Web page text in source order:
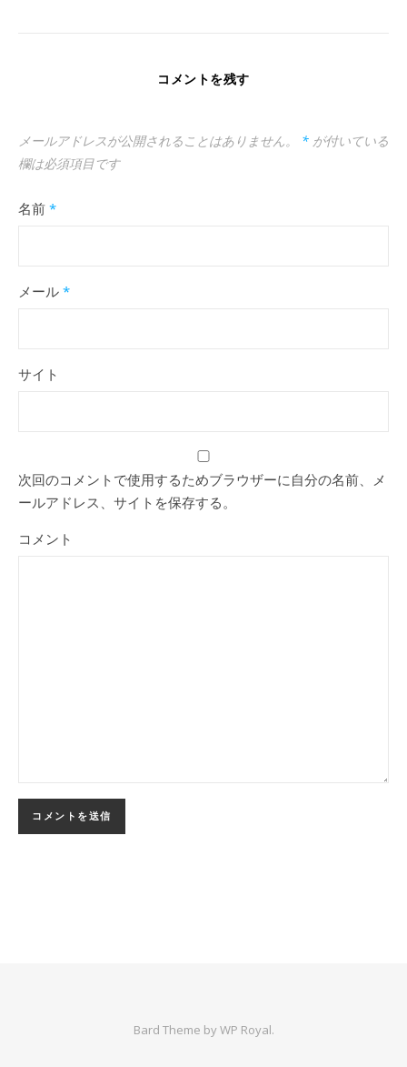
コメントを残す
メールアドレスが公開されることはありません。 * が付いている
欄は必須項目です
名前 *
メール *
サイト
次回のコメントで使用するためブラウザーに自分の名前、メ
ールアドレス、サイトを保存する。
コメント
Bard Theme byWP Royal.